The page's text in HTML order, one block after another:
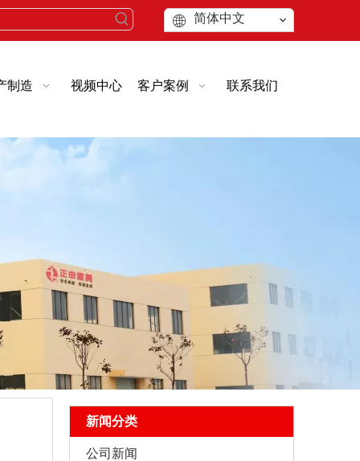
简体中文
制造 视频中心 客户案例 联系我们
新闻分类
公司新闻